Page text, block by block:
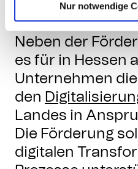
Nur notwendige
gestartet werden.
Neben der
es für in Hessen
Unternehmen
den
Landes in
Die Förderung
digitalen